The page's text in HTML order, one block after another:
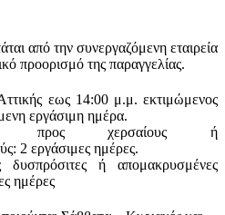
από την συνεργαζόμενη εταιρεία
προορισμό της παραγγελίας.
εως 14:00 μ.μ. εκτιμώμενος
εργάσιμη ημέρα.
προς χερσαίους ή
: 2 εργάσιμες ημέρες.
δυσπρόσιτες ή απομακρυσμένες
ημέρες